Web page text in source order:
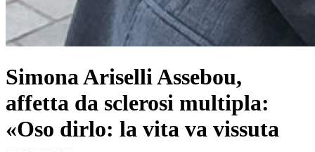
Simona Ariselli Assebou,
affetta da sclerosi multipla:
«Oso dirlo: la vita va vissuta